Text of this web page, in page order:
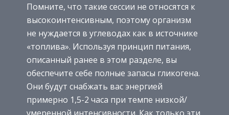
Помните, что такие сессии не относятся к
высокоинтенсивным, поэтому организм
не нуждается в углеводах как в источнике
«топлива». Используя принцип питания,
описанный ранее в этом разделе, вы
обеспечите себе полные запасы гликогена.
Они будут снабжать вас энергией
примерно 1,5-2 часа при темпе низкой/